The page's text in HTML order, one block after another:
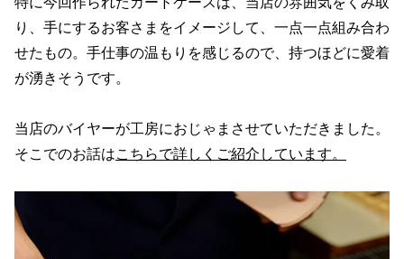
り、手にするお客さまをイメージして、一点一点組み合わ
せたもの。手仕事の温もりを感じるので、持つほどに愛着
が湧きそうです。
当店のバイヤーが工房におじゃまさせていただきました。
そこでのお話はこちらで詳しくご紹介しています。